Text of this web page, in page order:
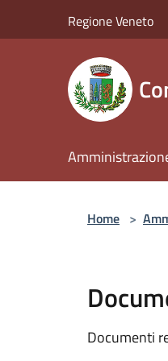
Regione Veneto
Home >
Documenti